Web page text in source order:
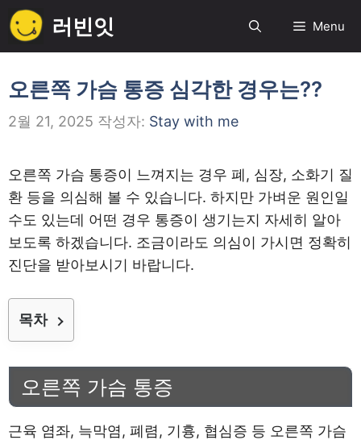
텐
츠
건
너
기
러빈잇 Menu
오른쪽 가슴 통증 심각한 경우는??
2월 21, 2025 작성자: Stay with me
오른쪽 가슴 통증이 느껴지는 경우 폐, 심장, 소화기 질
환 등을 의심해 볼 수 있습니다. 하지만 가벼운 원인일
수도 있는데 어떤 경우 통증이 생기는지 자세히 알아
보도록 하겠습니다. 조금이라도 의심이 가시면 정확히
진단을 받아보시기 바랍니다.
목차
오른쪽 가슴 통증
근육 염좌, 늑막염, 폐렴, 기흉, 협심증 등 오른쪽 가슴